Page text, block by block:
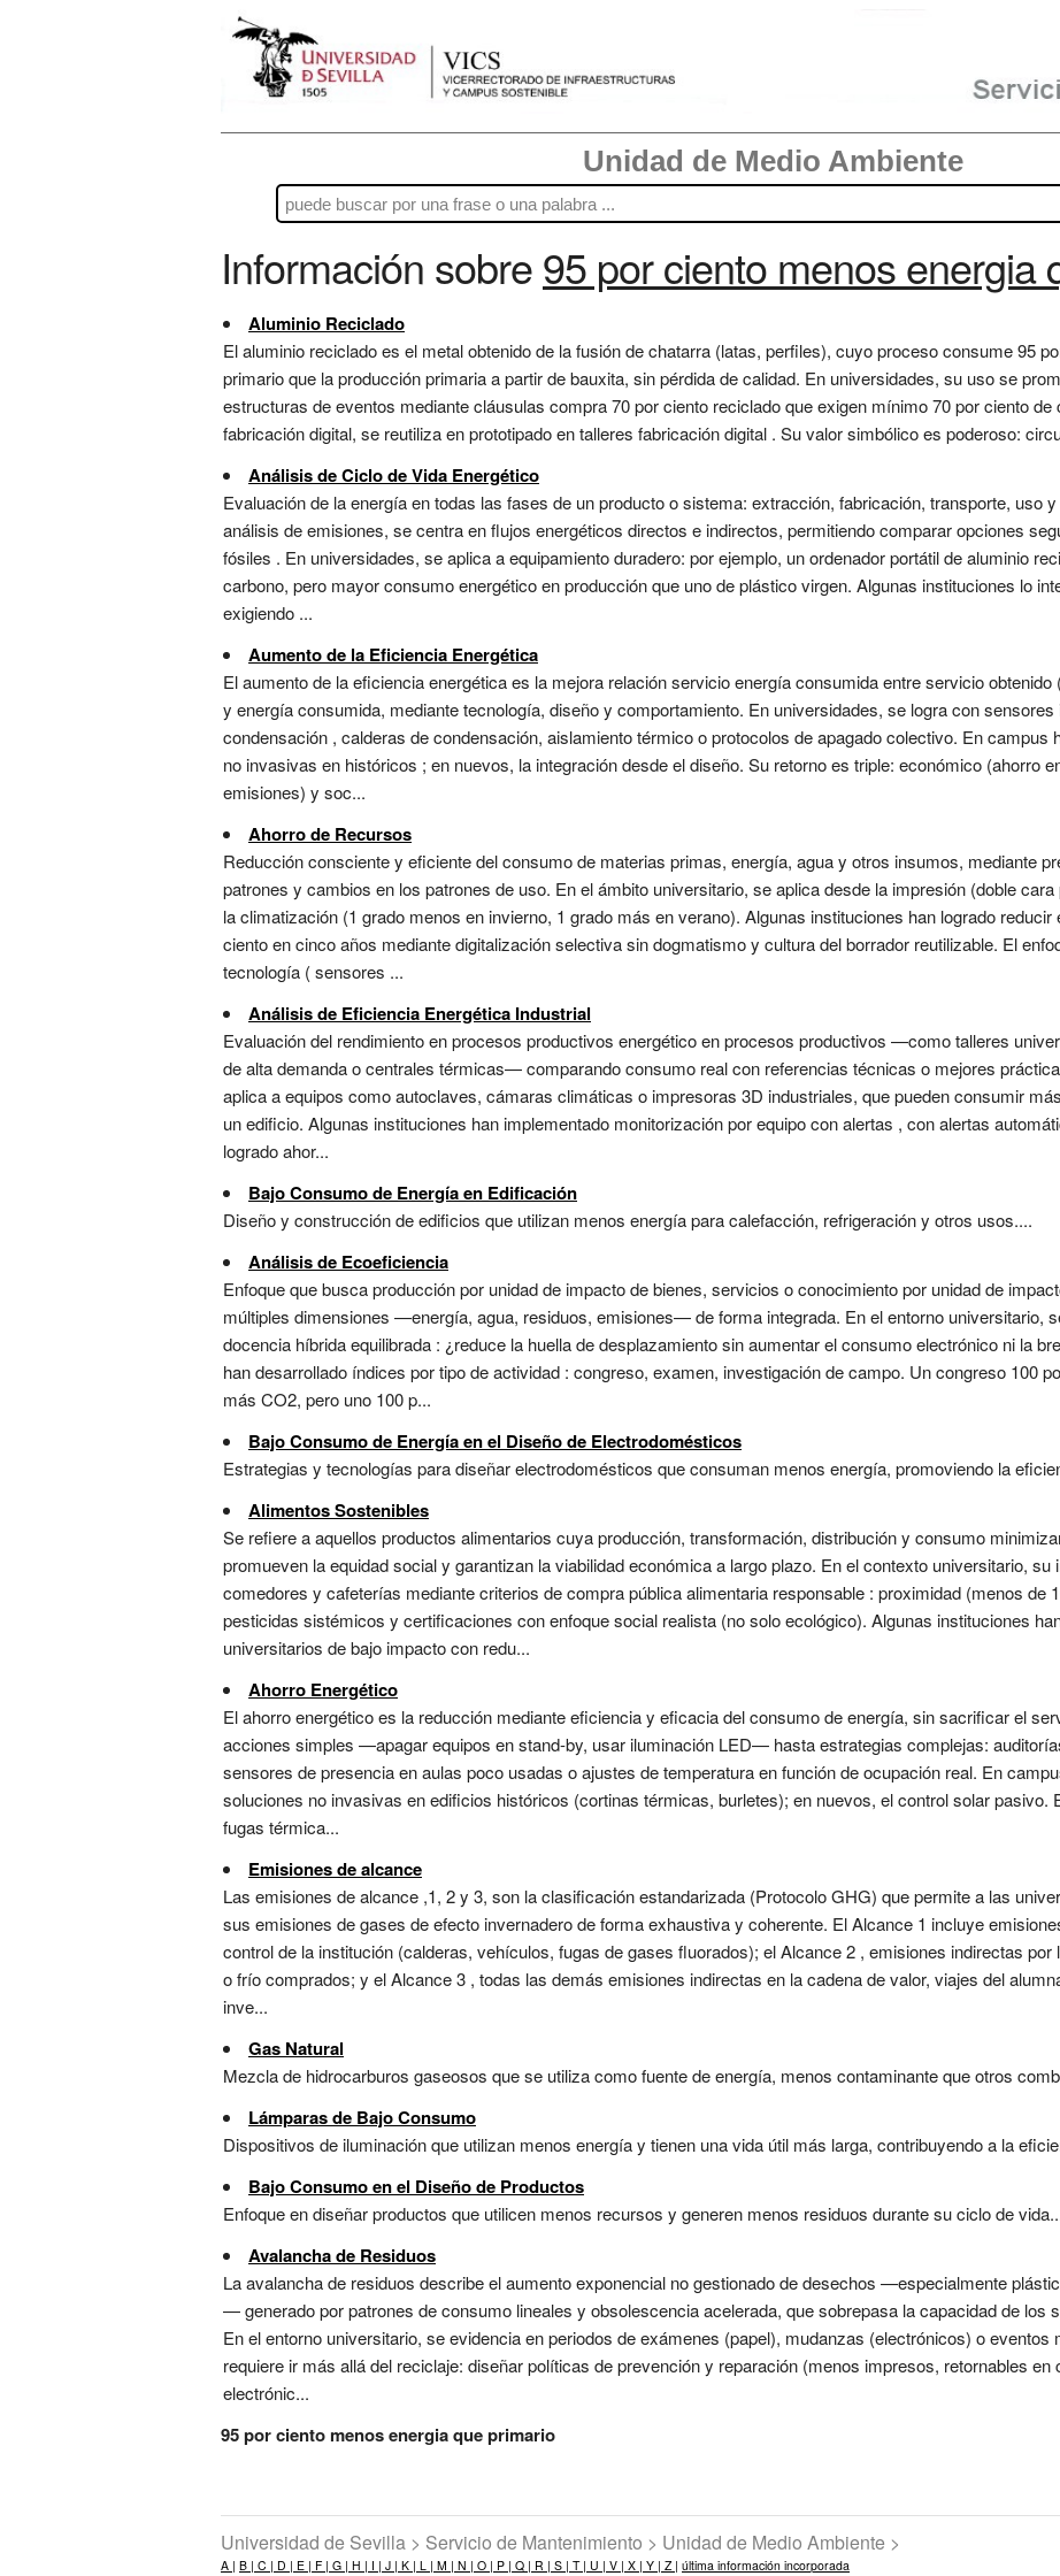
Unidad de Medio Ambiente
Información sobre95 por ciento menos energia
Aluminio Reciclado
El aluminio reciclado es el metal obtenido de la fusión de chatarra (latas, perfiles), cuyo proceso consume 95
primario que la producción primaria a partir de bauxita, sin pérdida de calidad. En universidades, su uso se
estructuras de eventos mediante cláusulas compra 70 por ciento reciclado que exigen mínimo 70 por ciento
fabricación digital, se reutiliza en prototipado en talleres fabricación digital . Su valor simbólico es poderoso:
Análisis de Ciclo de Vida Energético
Evaluación de la energía en todas las fases de un producto o sistema: extracción, fabricación, transporte, uso
análisis de emisiones, se centra en flujos energéticos directos e indirectos, permitiendo comparar opciones
fósiles . En universidades, se aplica a equipamiento duradero: por ejemplo, un ordenador portátil de aluminio
carbono, pero mayor consumo energético en producción que uno de plástico virgen. Algunas instituciones lo
exigiendo ...
Aumento de la Eficiencia Energética
El aumento de la eficiencia energética es la mejora relación servicio energía consumida entre servicio
y energía consumida, mediante tecnología, diseño y comportamiento. En universidades, se logra con
condensación , calderas de condensación, aislamiento térmico o protocolos de apagado colectivo. En campus
no invasivas en históricos ; en nuevos, la integración desde el diseño. Su retorno es triple: económico (ahorro
emisiones) y soc...
Ahorro de Recursos
Reducción consciente y eficiente del consumo de materias primas, energía, agua y otros insumos, mediante
patrones y cambios en los patrones de uso. En el ámbito universitario, se aplica desde la impresión (doble
la climatización (1 grado menos en invierno, 1 grado más en verano). Algunas instituciones han logrado
ciento en cinco años mediante digitalización selectiva sin dogmatismo y cultura del borrador reutilizable. El
tecnología ( sensores ...
Análisis de Eficiencia Energética Industrial
Evaluación del rendimiento en procesos productivos energético en procesos productivos —como talleres
de alta demanda o centrales térmicas— comparando consumo real con referencias técnicas o mejores
aplica a equipos como autoclaves, cámaras climáticas o impresoras 3D industriales, que pueden consumir
un edificio. Algunas instituciones han implementado monitorización por equipo con alertas , con alertas
logrado ahor...
Bajo Consumo de Energía en Edificación
Diseño y construcción de edificios que utilizan menos energía para calefacción, refrigeración y otros usos....
Análisis de Ecoeficiencia
Enfoque que busca producción por unidad de impacto de bienes, servicios o conocimiento por unidad de
múltiples dimensiones —energía, agua, residuos, emisiones— de forma integrada. En el entorno universitario,
docencia híbrida equilibrada : ¿reduce la huella de desplazamiento sin aumentar el consumo electrónico ni la
han desarrollado índices por tipo de actividad : congreso, examen, investigación de campo. Un congreso 100
más CO2, pero uno 100 p...
Bajo Consumo de Energía en el Diseño de Electrodomésticos
Estrategias y tecnologías para diseñar electrodomésticos que consuman menos energía, promoviendo la
Alimentos Sostenibles
Se refiere a aquellos productos alimentarios cuya producción, transformación, distribución y consumo
promueven la equidad social y garantizan la viabilidad económica a largo plazo. En el contexto universitario, su
comedores y cafeterías mediante criterios de compra pública alimentaria responsable : proximidad (menos de
pesticidas sistémicos y certificaciones con enfoque social realista (no solo ecológico). Algunas instituciones
universitarios de bajo impacto con redu...
Ahorro Energético
El ahorro energético es la reducción mediante eficiencia y eficacia del consumo de energía, sin sacrificar el
acciones simples —apagar equipos en stand-by, usar iluminación LED— hasta estrategias complejas:
sensores de presencia en aulas poco usadas o ajustes de temperatura en función de ocupación real. En
soluciones no invasivas en edificios históricos (cortinas térmicas, burletes); en nuevos, el control solar pasivo.
fugas térmica...
Emisiones de alcance
Las emisiones de alcance ,1, 2 y 3, son la clasificación estandarizada (Protocolo GHG) que permite a las
sus emisiones de gases de efecto invernadero de forma exhaustiva y coherente. El Alcance 1 incluye
control de la institución (calderas, vehículos, fugas de gases fluorados); el Alcance 2 , emisiones indirectas
o frío comprados; y el Alcance 3 , todas las demás emisiones indirectas en la cadena de valor, viajes del
inve...
Gas Natural
Mezcla de hidrocarburos gaseosos que se utiliza como fuente de energía, menos contaminante que otros
Lámparas de Bajo Consumo
Dispositivos de iluminación que utilizan menos energía y tienen una vida útil más larga, contribuyendo a la
Bajo Consumo en el Diseño de Productos
Enfoque en diseñar productos que utilicen menos recursos y generen menos residuos durante su ciclo de
Avalancha de Residuos
La avalancha de residuos describe el aumento exponencial no gestionado de desechos —especialmente
— generado por patrones de consumo lineales y obsolescencia acelerada, que sobrepasa la capacidad de los
En el entorno universitario, se evidencia en periodos de exámenes (papel), mudanzas (electrónicos) o
requiere ir más allá del reciclaje: diseñar políticas de prevención y reparación (menos impresos, retornables
electrónic...
95 por ciento menos energia que primario
Universidad de Sevilla > Servicio de Mantenimiento > Unidad de Medio Ambiente >
A | B | C | D | E | F | G | H | I | J | K | L | M | N | O | P | Q | R | S | T | U | V | X | Y | Z | última información incorporada